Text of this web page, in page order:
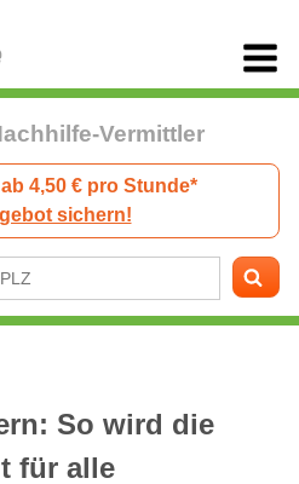
Vermittler
4,50 € pro Stunde*
sichern!
So wird die
für alle